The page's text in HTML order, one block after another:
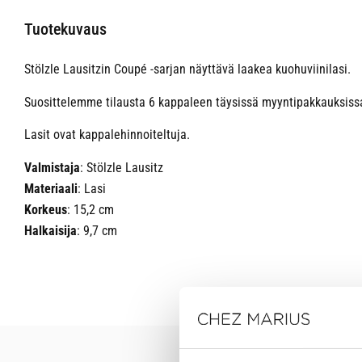
Tuotekuvaus
Stölzle Lausitzin Coupé -sarjan näyttävä laakea kuohuviinilasi.
Suosittelemme tilausta 6 kappaleen täysissä
Lasit ovat kappalehinnoiteltuja.
Valmistaja: Stölzle Lausitz
Materiaali: Lasi
Korkeus: 15,2 cm
Halkaisija: 9,7 cm